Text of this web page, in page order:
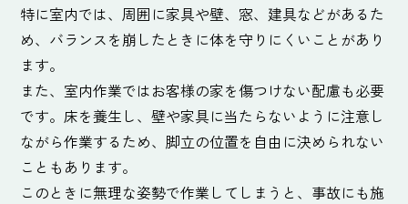
特に室内では、周囲に家具や壁、窓、建具などがあるた
め、バランスを崩したときに体を守りにくいことがあり
ます。
また、室内作業ではお客様の家を傷つけない配慮も必要
です。床を養生し、壁や家具に当たらないように注意し
ながら作業するため、脚立の位置を自由に決められない
こともあります。
このときに無理な姿勢で作業してしまうと、事故にも施